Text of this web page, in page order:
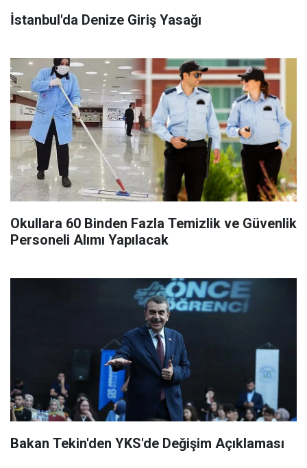
İstanbul'da Denize Giriş Yasağı
Okullara 60 Binden Fazla Temizlik ve Güvenlik
Personeli Alımı Yapılacak
Bakan Tekin'den YKS'de Değişim Açıklaması